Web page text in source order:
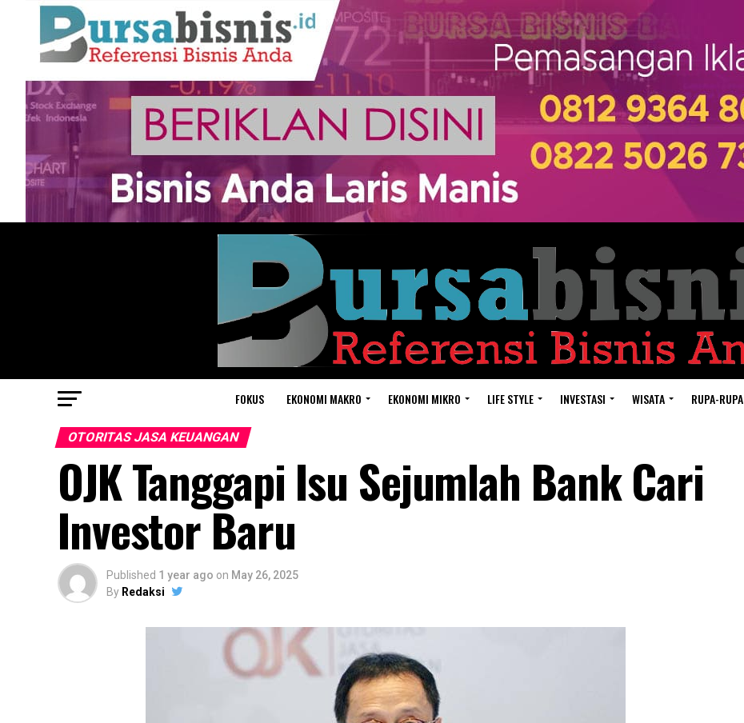
FOKUS EKONOMI MAKRO EKONOMI MIKRO LIFE STYLE INVESTASI WISATA RUPA-RUPA
OTORITAS JASA KEUANGAN
OJK Tanggapi Isu Sejumlah Bank Cari
Investor Baru
Published 1 year ago on May 26, 2025
By Redaksi